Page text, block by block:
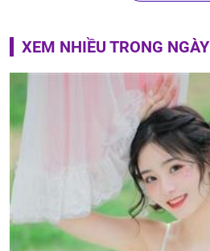
XEM NHIỀU TRONG NGÀY